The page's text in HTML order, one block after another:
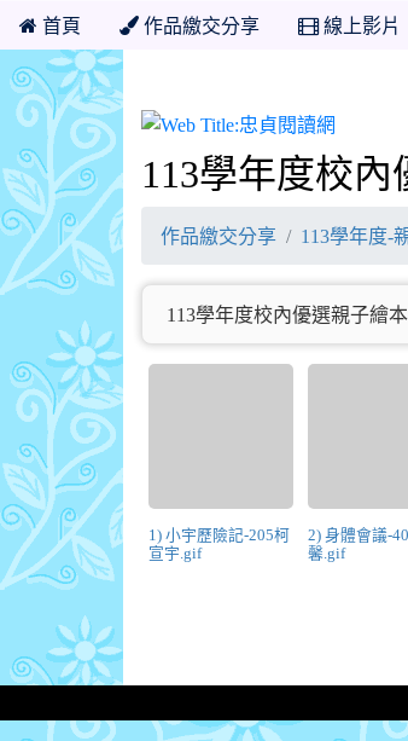
首頁 作品繳交分享 線上影片
113學年度校
作品繳交分享 113學年度-
113學年度校內優選親子繪
1) 小宇歷險記-205柯
宣宇.gif
2) 身體會議-
馨.gif